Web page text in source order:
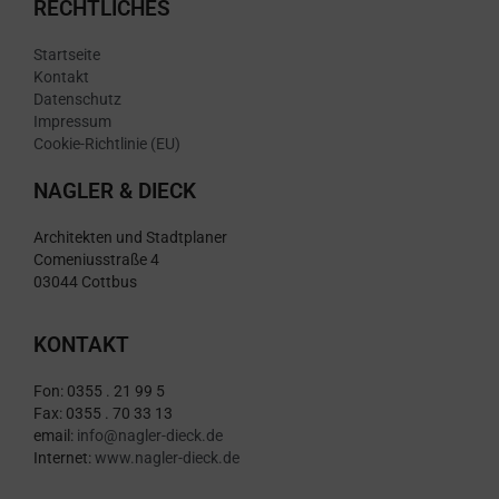
RECHTLICHES
Startseite
Kontakt
Datenschutz
Impressum
Cookie-Richtlinie (EU)
NAGLER & DIECK
Architekten und Stadtplaner
Comeniusstraße 4
03044 Cottbus
KONTAKT
Fon: 0355 . 21 99 5
Fax: 0355 . 70 33 13
email: info@nagler-dieck.de
Internet: www.nagler-dieck.de